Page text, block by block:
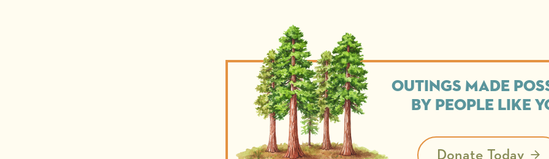
Outings made
by people like
Donate Today